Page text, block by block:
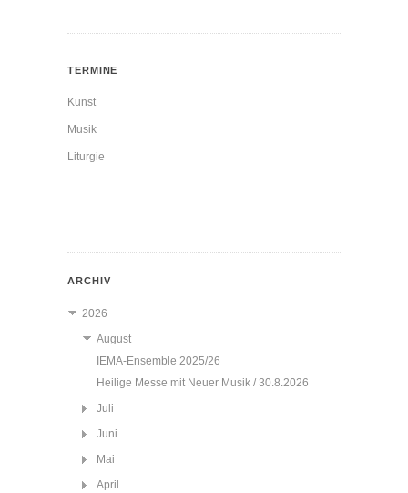
TERMINE
Kunst
Musik
Liturgie
ARCHIV
2026
August
IEMA-Ensemble 2025/26
Heilige Messe mit Neuer Musik / 30.8.2026
Juli
Juni
Mai
April